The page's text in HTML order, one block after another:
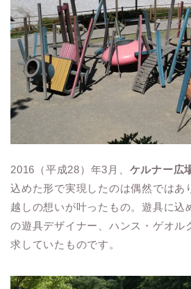
2016（平成28）年3月、 ケルナー広
込めた形で実現したのは偶然ではあ
越しの想いが叶ったもの。遊具に込
の遊具デザイナー、ハンス・ゲオル
求していたものです。